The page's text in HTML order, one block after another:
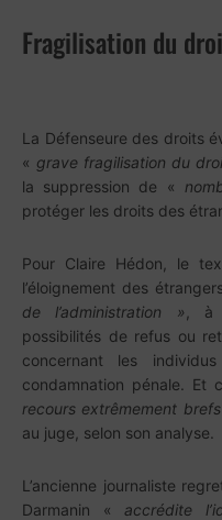
Fragilisation du
La Défenseure des droits
« grave fragilisation du
la suppression de «
protéger les droits des
Pour Claire Hédon, le
l’éloignement des
de l’administration »
, à
possibilités de refus ou
concernant les
condamnation pénale. Et
recours extrêmement
au juge, selon son analyse.
L’ancienne journaliste
Darmanin «accrédite